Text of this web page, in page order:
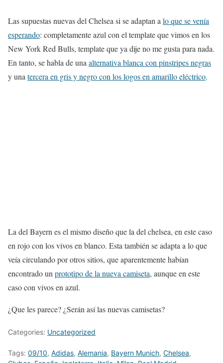
Las supuestas nuevas del Chelsea si se adaptan a lo que se venía
esperando: completamente azul con el template que vimos en los
New York Red Bulls, template que ya dije no me gusta para nada.
En tanto, se habla de una alternativa blanca con pinstripes negras
y una tercera en gris y negro con los logos en amarillo eléctrico.
La del Bayern es el mismo diseño que la del chelsea, en este caso
en rojo con los vivos en blanco. Esta también se adapta a lo que
veía circulando por otros sitios, que aparentemente habían
encontrado un prototipo de la nueva camiseta, aunque en este
caso con vivos en azul.
¿Que les parece? ¿Serán así las nuevas camisetas?
Categories: Uncategorized
Tags: 09/10, Adidas, Alemania, Bayern Munich, Chelsea,